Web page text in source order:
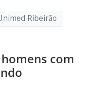
Ribeirão
com